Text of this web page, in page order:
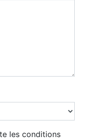
les conditions